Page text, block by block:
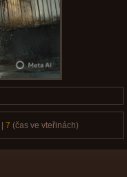
7 (čas ve vteřinách)